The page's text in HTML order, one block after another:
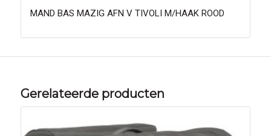
MAND BAS MAZIG AFN V TIVOLI M/HAAK ROOD
Gerelateerde producten